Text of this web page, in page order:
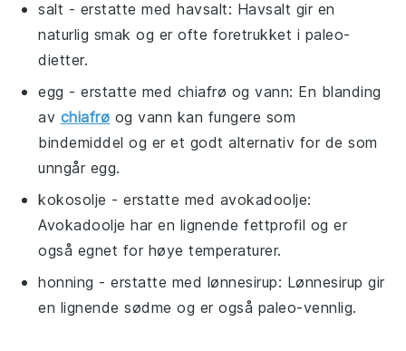
salt - erstatte medhavsalt: Havsalt gir en
naturlig smak og er ofte foretrukket i paleo-
dietter.
egg - erstatte med chiafrø og vann: En blanding
av chiafrø og vann kan fungere som
bindemiddel og er et godt alternativ for de som
unngår egg.
kokosolje - erstatte med avokadoolje:
Avokadoolje har en lignende fettprofil og er
også egnet for høye temperaturer.
honning - erstatte med lønnesirup: Lønnesirup gir
en lignende sødme og er også paleo-vennlig.